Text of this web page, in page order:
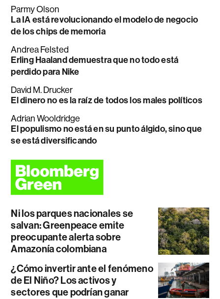
Parmy Olson
La IA está revolucionando el modelo de negocio
de los chips de memoria
Andrea Felsted
Erling Haaland demuestra que no todo está
perdido para Nike
David M. Drucker
El dinero no es la raíz de todos los males políticos
Adrian Wooldridge
El populismo no está en su punto álgido, sino que
se está diversificando
Ni los parques nacionales se
salvan: Greenpeace emite
preocupante alerta sobre
Amazonía colombiana
¿Cómo invertir ante el fenómeno
de El Niño? Los activos y
sectores que podrían ganar